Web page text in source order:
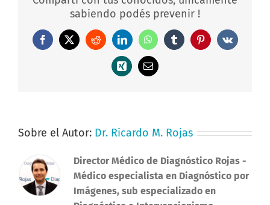
sabiendo podés prevenir !
Facebook
X RedditLinkedInWhatsAppTumblrPinterestVk
Xing
Correo
electrónico
Sobre el Autor: Dr. Ricardo M. Rojas
Director Médico de Diagnóstico Rojas -
Médico especialista en Diagnóstico por
Imágenes, sub especializado en